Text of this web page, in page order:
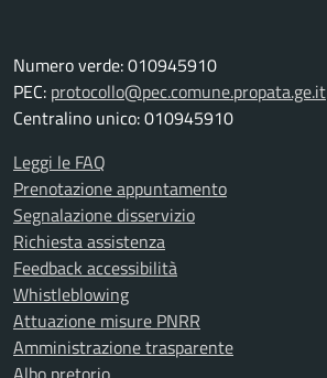
Numero verde: 010945910
PEC: protocollo@pec.comune.propata.ge.it
Centralino unico: 010945910
Leggi le FAQ
Prenotazione appuntamento
Segnalazione disservizio
Richiesta assistenza
Feedback accessibilità
Whistleblowing
Attuazione misure PNRR
Amministrazione trasparente